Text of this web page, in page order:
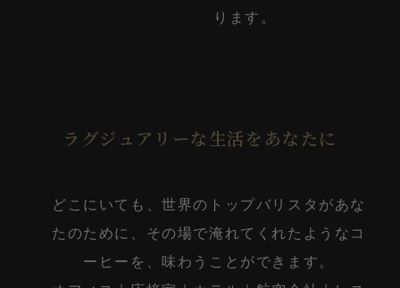
ります。
ラグジュアリーな生活をあなたに
どこにいても、世界のトップバリスタがあな
たのために、その場で淹れてくれたようなコ
ーヒーを、味わうことができます。